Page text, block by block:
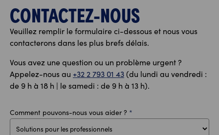
CONTACTEZ-NOUS
Veuillez remplir le formulaire ci-dessous et nous vous
contacterons dans les plus brefs délais.
Vous avez une question ou un problème urgent ?
Appelez-nous au +32 2 793 01 43(du lundi au vendredi :
de 9 h à 18 h | le samedi : de 9 h à 13 h).
Comment pouvons-nous vous aider ? *